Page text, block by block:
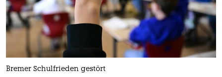
Bremer Schulfrieden gestört